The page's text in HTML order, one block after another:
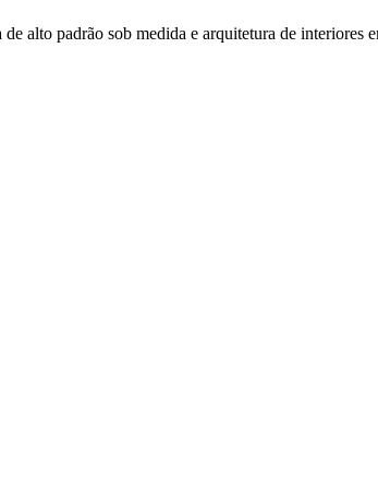
alto padrão sob medida e arquitetura de